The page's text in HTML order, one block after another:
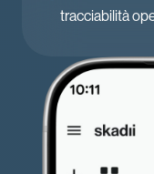
tracciabilità